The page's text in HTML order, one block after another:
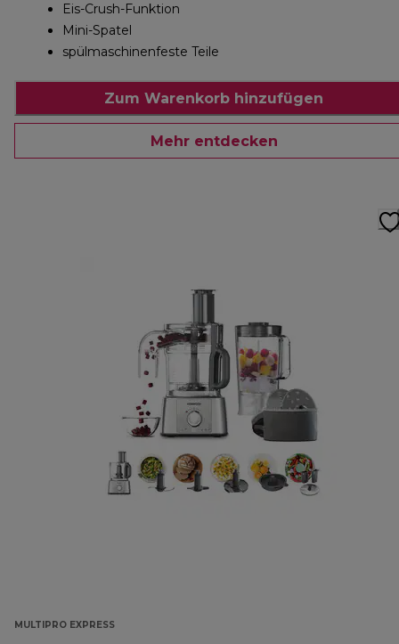
Eis-Crush-Funktion
Mini-Spatel
spülmaschinenfeste Teile
Zum Warenkorb hinzufügen
Mehr entdecken
MULTIPRO EXPRESS